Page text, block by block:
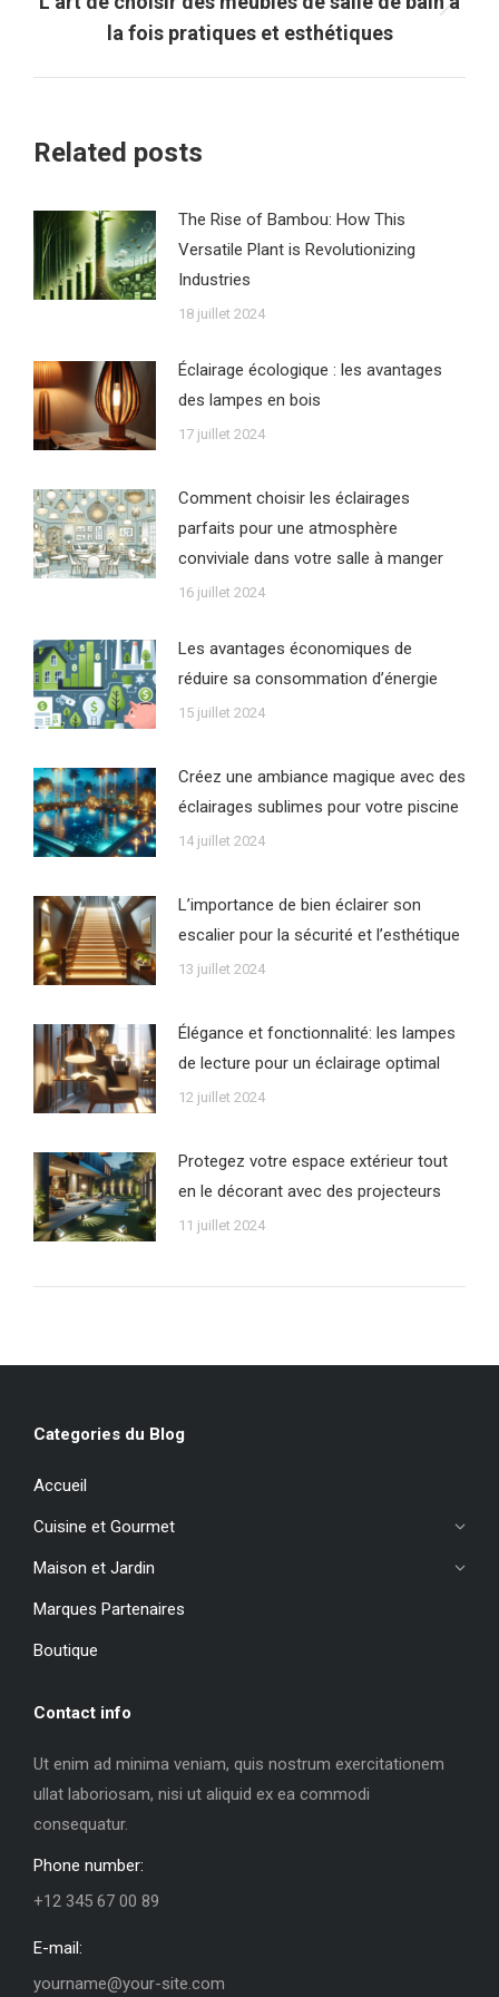
Article
suivant
:
la fois pratiques et esthétiques
Related posts
The Rise of Bambou: How This
Versatile Plant is Revolutionizing
Industries
18 juillet 2024
Éclairage écologique : les avantages
des lampes en bois
17 juillet 2024
Comment choisir les éclairages
parfaits pour une atmosphère
conviviale dans votre salle à manger
16 juillet 2024
Les avantages économiques de
réduire sa consommation d’énergie
15 juillet 2024
Créez une ambiance magique avec des
éclairages sublimes pour votre piscine
14 juillet 2024
L’importance de bien éclairer son
escalier pour la sécurité et l’esthétique
13 juillet 2024
Élégance et fonctionnalité: les lampes
de lecture pour un éclairage optimal
12 juillet 2024
Protegez votre espace extérieur tout
en le décorant avec des projecteurs
11 juillet 2024
Categories du Blog
Accueil
Cuisine et Gourmet
Maison et Jardin
Marques Partenaires
Boutique
Contact info
Ut enim ad minima veniam, quis nostrum exercitationem
ullat laboriosam, nisi ut aliquid ex ea commodi
consequatur.
Phone number:
+12 345 67 00 89
E-mail:
yourname@your-site.com